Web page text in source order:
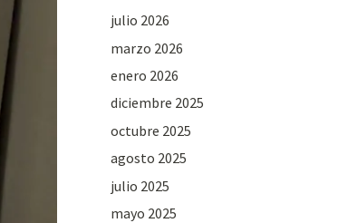
julio 2026
marzo 2026
enero 2026
diciembre 2025
octubre 2025
agosto 2025
julio 2025
mayo 2025